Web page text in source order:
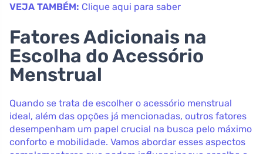
VEJA TAMBÉM: Clique aqui para saber
Fatores Adicionais na
Escolha do Acessório
Menstrual
Quando se trata de escolher o acessório menstrual
ideal, além das opções já mencionadas, outros fatores
desempenham um papel crucial na busca pelo máximo
conforto e mobilidade. Vamos abordar esses aspectos